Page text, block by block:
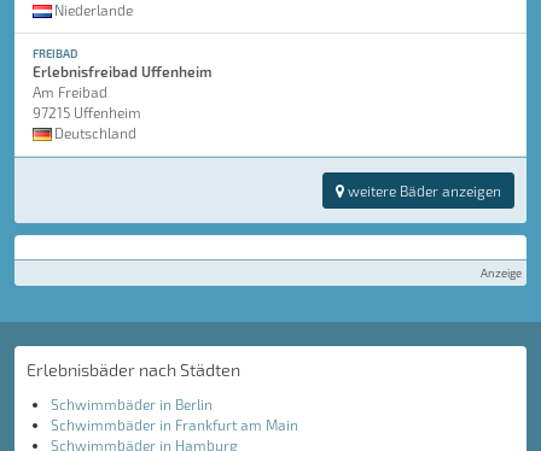
Niederlande
FREIBAD
Erlebnisfreibad Uffenheim
Am Freibad
97215 Uffenheim
Deutschland
weitere Bäder anzeigen
Anzeige
Erlebnisbäder nach Städten
Schwimmbäder in Berlin
Schwimmbäder in Frankfurt am Main
Schwimmbäder in Hamburg